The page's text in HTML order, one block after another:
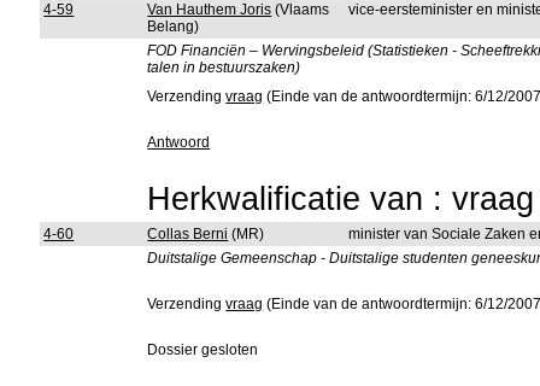
4-59 Van Hauthem Joris (Vlaams
Belang)
vice-eersteminister en
FOD Financiën – Wervingsbeleid (Statistieken -
talen in bestuurszaken)
Verzendingvraag (Einde van de antwoordtermijn: 6/12/
Antwoord
Herkwalificatie van :
4-60 Collas Berni (MR)
minister van Sociale Zaken
Duitstalige Gemeenschap - Duitstalige studenten
Verzendingvraag (Einde van de antwoordtermijn: 6/12/
Dossier gesloten